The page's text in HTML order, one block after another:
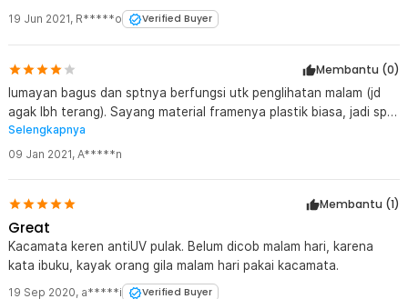
19 Jun 2021, R*****o Verified Buyer
Membantu (0)
lumayan bagus dan sptnya berfungsi utk penglihatan malam (jd
agak lbh terang). Sayang material framenya plastik biasa, jadi spt
kacamata mainan sj, mudahan awet dan tidak mudah patah.
Selengkapnya
09 Jan 2021, A*****n
Membantu (1)
Great
Kacamata keren antiUV pulak. Belum dicob malam hari, karena
kata ibuku, kayak orang gila malam hari pakai kacamata.
19 Sep 2020, a*****i Verified Buyer